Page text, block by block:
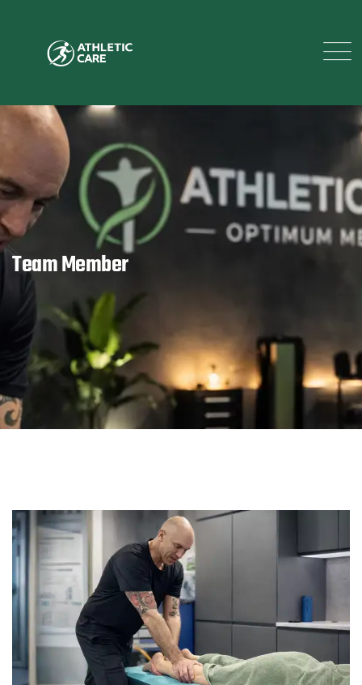
Team Member